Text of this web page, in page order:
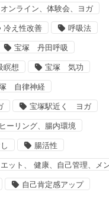
ンライン、体験会、ヨガ
冷え性改善 呼吸法
宝塚 丹田呼吸
想 宝塚 気功
自律神経
宝塚駅近く ヨガ
ーリング、腸内環境
腸活性
ット、 健康、自己管理、メ
自己肯定感アップ